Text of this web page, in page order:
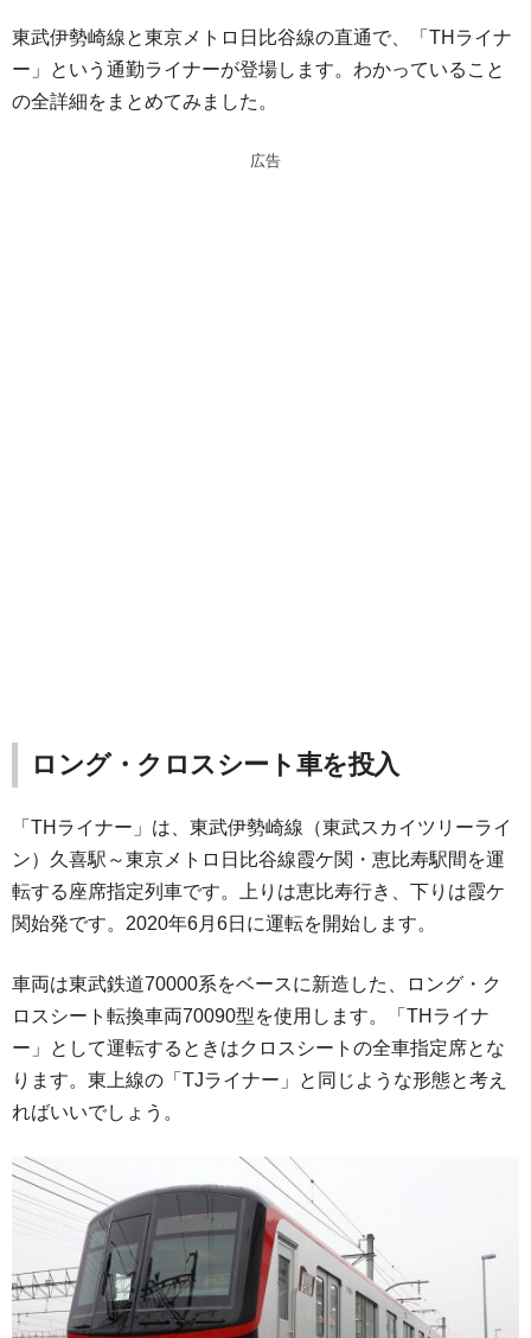
e
n
e
a
東武伊勢崎線と東京メトロ日比谷線の直通で、「THライナ
ー」という通勤ライナーが登場します。わかっていること
の全詳細をまとめてみました。
広告
ロング・クロスシート車を投入
「THライナー」は、東武伊勢崎線（東武スカイツリーライ
ン）久喜駅～東京メトロ日比谷線霞ケ関・恵比寿駅間を運
転する座席指定列車です。上りは恵比寿行き、下りは霞ケ
関始発です。2020年6月6日に運転を開始します。
車両は東武鉄道70000系をベースに新造した、ロング・ク
ロスシート転換車両70090型を使用します。「THライナ
ー」として運転するときはクロスシートの全車指定席とな
ります。東上線の「TJライナー」と同じような形態と考え
ればいいでしょう。